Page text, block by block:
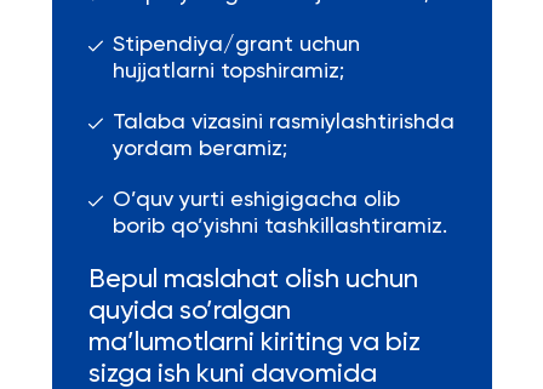
Stipendiya/grant uchun
hujjatlarni topshiramiz;
Talaba vizasini rasmiylashtirishda
yordam beramiz;
O’quv yurti eshigigacha olib
borib qo’yishni tashkillashtiramiz.
Bepul maslahat olish uchun
quyida so’ralgan
ma’lumotlarni kiriting va biz
sizga ish kuni davomida